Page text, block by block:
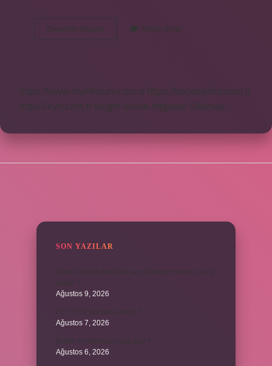
Devamını okuyun
Ağrısı
Yorum Bırak
https://www.diyetforum.com.tr
https://heceegitim.com.tr
https://eyh.com.tr
knight online nttgame Sitemap
SON YAZILAR
Ağustos 9, 2026
Ağustos 7, 2026
Ağustos 6, 2026